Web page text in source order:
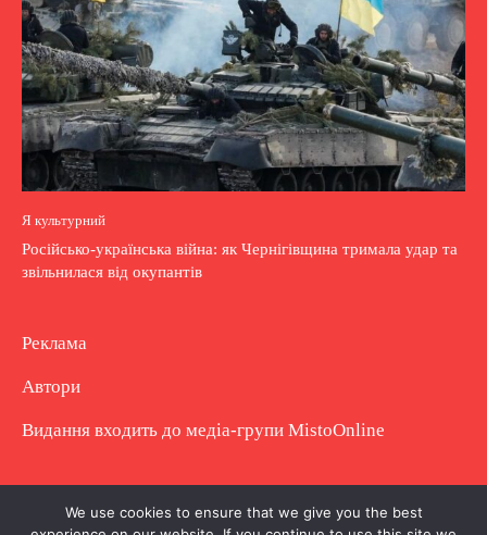
Я культурний
Російсько-українська війна: як Чернігівщина тримала удар та
звільнилася від окупантів
Реклама
Автори
Видання входить до медіа-групи MistoOnline
Copyright © Повне використання матеріалу
We use cookies to ensure that we give you the best